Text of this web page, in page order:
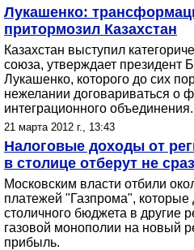
Лукашенко:
притормозил Казахстан
Казахстан выступил
союза, утверждает президент
Лукашенко, которого до сих
нежелании договариваться о
интеграционного объединения.
21 марта 2012 г., 13:43
Налоговые доходы от
в столице отберут не
Московским власти отбили
платежей "Газпрома",
столичного бюджета в другие
газовой монополии на новый
прибыль.